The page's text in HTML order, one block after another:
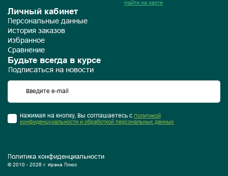
Найти на карте
Личный кабинет
Персональные данные
История заказов
Избранное
Сравнение
Будьте всегда в курсе
Подписаться на новости
Нажимая на кнопку, Вы соглашаетесь с Политикой
конфиденцуиальности и обработкой персональных данных
Политика конфиденциальности
© 2010 - 2026 г. Ирэна Плюс